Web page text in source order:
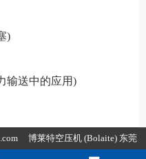
)
输送中的应用)
博莱特空压机 (Bolaite) 东莞